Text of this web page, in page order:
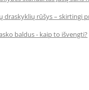
draskyklių rūšys – skirtingi
baldus - kaip to išvengti?